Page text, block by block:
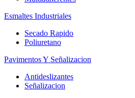
Esmaltes Industriales
Secado Rapido
Poliuretano
Pavimentos Y Señalizacion
Antideslizantes
Señalizacion